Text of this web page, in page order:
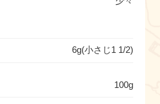
6g(小さじ1 1/2)
100g